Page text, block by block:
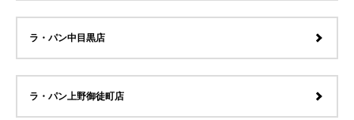
ラ・パン中目黒店
ラ・パン上野御徒町店